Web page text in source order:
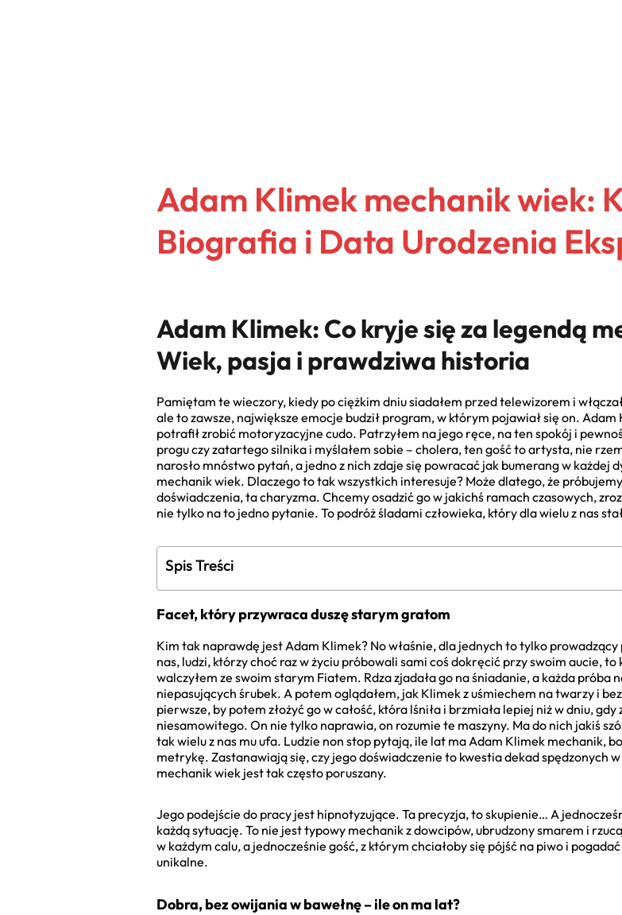
Adam Klimek mechanik wiek:
Biografia i Data Urodzenia
Adam Klimek: Co kryje się za legendą
Wiek, pasja i prawdziwa historia
Pamiętam te wieczory, kiedy po ciężkim dniu siadałem przed telewizorem i
ale to zawsze, największe emocje budził program, w którym pojawiał się on.
potrafił zrobić motoryzacyjne cudo. Patrzyłem na jego ręce, na ten spokój i
progu czy zatartego silnika i myślałem sobie – cholera, ten gość to artysta, nie
narosło mnóstwo pytań, a jedno z nich zdaje się powracać jak bumerang w
mechanik wiek. Dlaczego to tak wszystkich interesuje? Może dlatego, że
doświadczenia, ta charyzma. Chcemy osadzić go w jakichś ramach czasowych,
nie tylko na to jedno pytanie. To podróż śladami człowieka, który dla wielu z nas
Spis Treści
Facet, który przywraca duszę starym gratom
Kim tak naprawdę jest Adam Klimek? No właśnie, dla jednych to tylko
nas, ludzi, którzy choć raz w życiu próbowali sami coś dokręcić przy swoim aucie,
walczyłem ze swoim starym Fiatem. Rdza zjadała go na śniadanie, a każda
niepasujących śrubek. A potem oglądałem, jak Klimek z uśmiechem na twarzy i
pierwsze, by potem złożyć go w całość, która lśniła i brzmiała lepiej niż w dniu,
niesamowitego. On nie tylko naprawia, on rozumie te maszyny. Ma do nich jakiś
tak wielu z nas mu ufa. Ludzie non stop pytają, ile lat ma Adam Klimek mechanik,
metrykę. Zastanawiają się, czy jego doświadczenie to kwestia dekad spędzonych
mechanik wiek jest tak często poruszany.
Jego podejście do pracy jest hipnotyzujące. Ta precyzja, to skupienie… A
każdą sytuację. To nie jest typowy mechanik z dowcipów, ubrudzony smarem i
w każdym calu, a jednocześnie gość, z którym chciałoby się pójść na piwo i
unikalne.
Dobra, bez owijania w bawełnę – ile on ma lat?